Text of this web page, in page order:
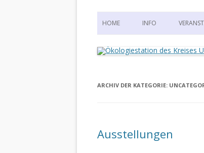
HOME INFO
ARCHIV DER KATEGORIE:
Ausstellungen